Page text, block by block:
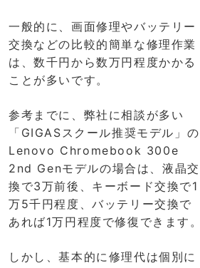
一般的に、画面修理やバッテリー
交換などの比較的簡単な修理作業
は、数千円から数万円程度かかる
ことが多いです。
参考までに、弊社に相談が多い
「GIGASスクール推奨モデル」の
Lenovo Chromebook 300e
2nd Genモデルの場合は、液晶交
換で3万前後、キーボード交換で1
万5千円程度、バッテリー交換で
あれば1万円程度で修復できます。
しかし、基本的に修理代は個別に